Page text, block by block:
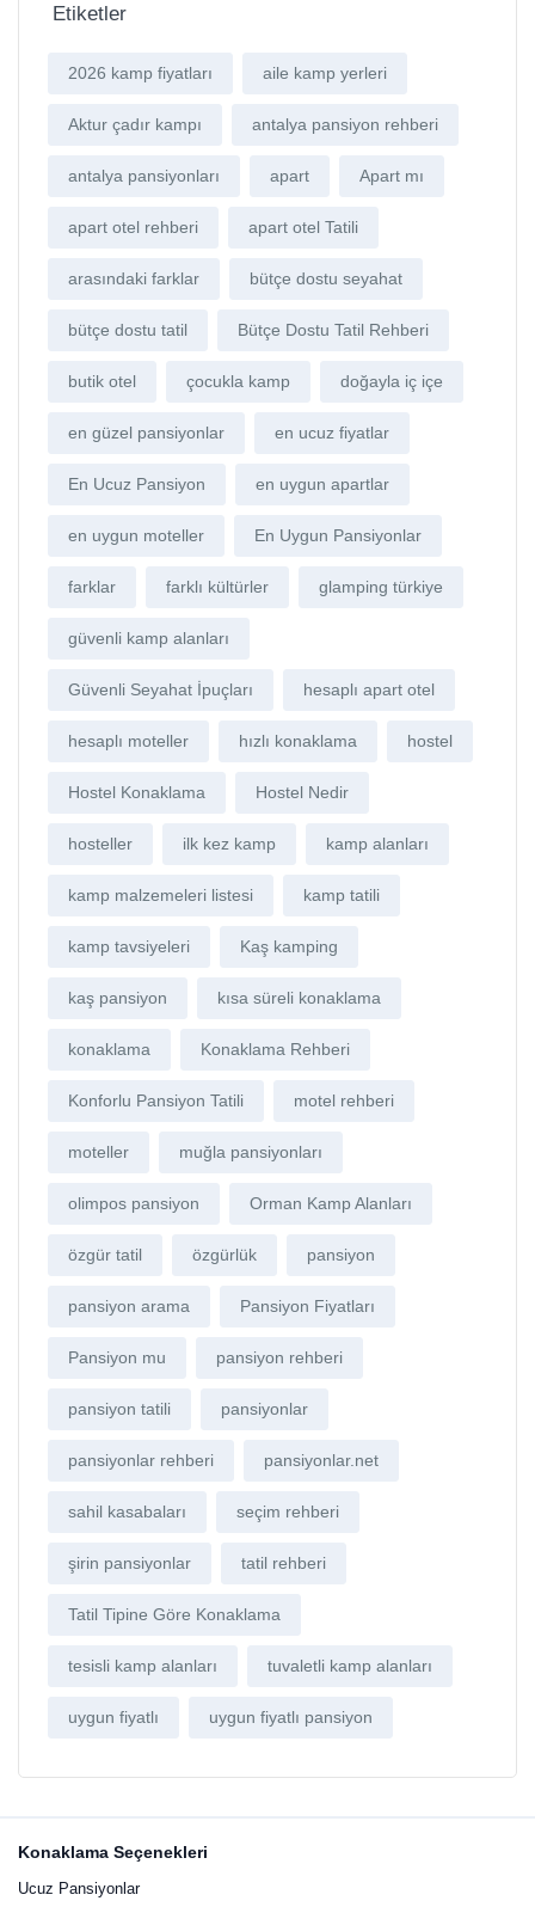
Etiketler
2026 kamp fiyatları aile kamp yerleri
Aktur çadır kampı antalya pansiyon rehberi
antalya pansiyonları apart Apart mı
apart otel rehberi apart otel Tatili
arasındaki farklar bütçe dostu seyahat
bütçe dostu tatil Bütçe Dostu Tatil Rehberi
butik otel çocukla kamp doğayla iç içe
en güzel pansiyonlar en ucuz fiyatlar
En Ucuz Pansiyon en uygun apartlar
en uygun moteller En Uygun Pansiyonlar
farklar farklı kültürler glamping türkiye
güvenli kamp alanları
Güvenli Seyahat İpuçları hesaplı apart otel
hesaplı moteller hızlı konaklama hostel
Hostel Konaklama Hostel Nedir
hosteller ilk kez kamp kamp alanları
kamp malzemeleri listesi kamp tatili
kamp tavsiyeleri Kaş kamping
kaş pansiyon kısa süreli konaklama
konaklama Konaklama Rehberi
Konforlu Pansiyon Tatili motel rehberi
moteller muğla pansiyonları
olimpos pansiyon Orman Kamp Alanları
özgür tatil özgürlük pansiyon
pansiyon arama Pansiyon Fiyatları
Pansiyon mu pansiyon rehberi
pansiyon tatili pansiyonlar
pansiyonlar rehberi pansiyonlar.net
sahil kasabaları seçim rehberi
şirin pansiyonlar tatil rehberi
Tatil Tipine Göre Konaklama
tesisli kamp alanları tuvaletli kamp alanları
uygun fiyatlı uygun fiyatlı pansiyon
Konaklama Seçenekleri
Ucuz Pansiyonlar